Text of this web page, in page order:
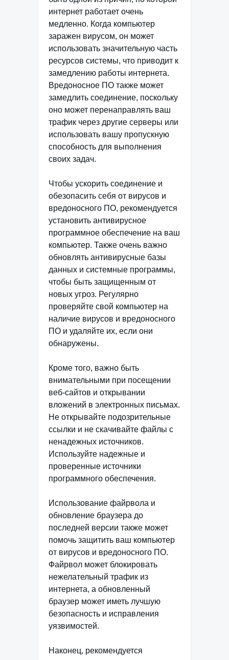
интернет работает очень
медленно. Когда компьютер
заражен вирусом, он может
использовать значительную часть
ресурсов системы, что приводит к
замедлению работы интернета.
Вредоносное ПО также может
замедлить соединение, поскольку
оно может перенаправлять ваш
трафик через другие серверы или
использовать вашу пропускную
способность для выполнения
своих задач.
Чтобы ускорить соединение и
обезопасить себя от вирусов и
вредоносного ПО, рекомендуется
установить антивирусное
программное обеспечение на ваш
компьютер. Также очень важно
обновлять антивирусные базы
данных и системные программы,
чтобы быть защищенным от
новых угроз. Регулярно
проверяйте свой компьютер на
наличие вирусов и вредоносного
ПО и удаляйте их, если они
обнаружены.
Кроме того, важно быть
внимательными при посещении
веб-сайтов и открывании
вложений в электронных письмах.
Не открывайте подозрительные
ссылки и не скачивайте файлы с
ненадежных источников.
Используйте надежные и
проверенные источники
программного обеспечения.
Использование файрвола и
обновление браузера до
последней версии также может
помочь защитить ваш компьютер
от вирусов и вредоносного ПО.
Файрвол может блокировать
нежелательный трафик из
интернета, а обновленный
браузер может иметь лучшую
безопасность и исправления
уязвимостей.
Наконец, рекомендуется